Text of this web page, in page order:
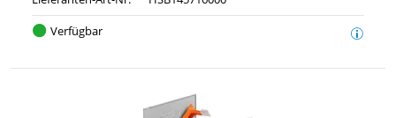
Verfügbar